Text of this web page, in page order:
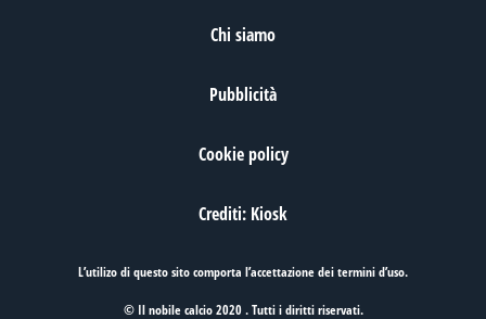
Chi siamo
Pubblicità
Cookie policy
Crediti: Kiosk
L’utilizo di questo sito comporta l’accettazione deitermini d’uso.
© Il nobile calcio 2020 . Tutti i diritti riservati.